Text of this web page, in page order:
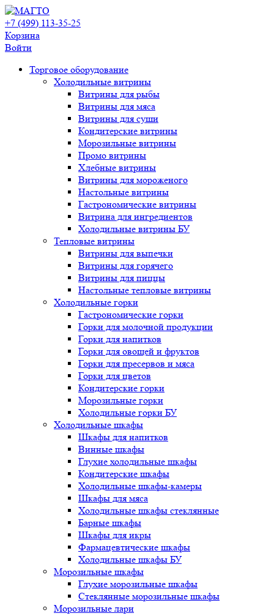
+7 (499) 113-35-25
Корзина
Войти
Свернуть/
развернуть
Торговое оборудованиe
Холодильные витрины
Витрины для рыбы
Витрины для мяса
Витрины для суши
Кондитерские витрины
Морозильные витрины
Промо витрины
Хлебные витрины
Витрины для мороженого
Настольные витрины
Гастрономические витрины
Витрина для ингредиентов
Холодильные витрины БУ
Тепловые витрины
Витрины для выпечки
Витрины для горячего
Витрины для пиццы
Настольные тепловые витрины
Холодильные горки
Гастрономические горки
Горки для молочной продукции
Горки для напитков
Горки для овощей и фруктов
Горки для пресервов и мяса
Горки для цветов
Кондитерские горки
Морозильные горки
Холодильные горки БУ
Холодильные шкафы
Шкафы для напитков
Винные шкафы
Глухие холодильные шкафы
Кондитерские шкафы
Холодильные шкафы-камеры
Шкафы для мяса
Холодильные шкафы стеклянные
Барные шкафы
Шкафы для икры
Фармацевтические шкафы
Холодильные шкафы БУ
Морозильные шкафы
Глухие морозильные шкафы
Стеклянные морозильные шкафы
Морозильные лари